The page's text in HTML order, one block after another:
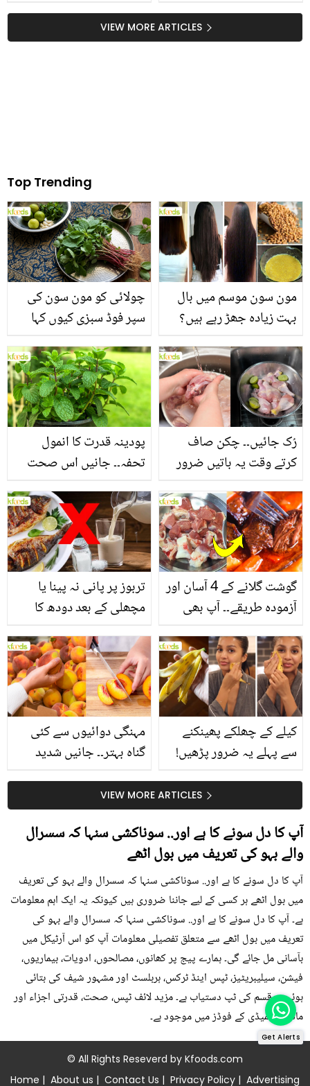
جگہ اپنا چہرہ لگا دیا! حرا
مانی عجیب و غریب حرکت
فوائد جو آپ کی بھی کئی
بیماریوں کے لیے مفید ثابت
VIEW MORE ARTICLES
Top Trending
چولائی کو مون سون کی
سپر فوڈ سبزی کیوں کہا
منرلز اور اینٹی آکسیڈنٹس
سے بھرپور اس سبزی کے
فائدے
مون سون موسم میں بال
بہت زیادہ جھڑ رہے ہیں؟
بنانے کے چند قدرتی طریقے
پودینہ قدرت کا انمول
تحفہ۔۔ جانیں اس صحت
انگیز طبی فوائد
رُک جائیں۔۔ چکن صاف
کرتے وقت یہ باتیں ضرور
تربوز پر پانی نہ پینا یا
مچھلی کے بعد دودھ کا
سے متعلق غلط فہمیوں کی
حقیقت کیا ہے اور افواہ
کیا؟
گوشت گلانے کے 4 آسان اور
آزمودہ طریقے۔۔ آپ بھی
بتائے راز
مہنگی دوائیوں سے کئی
گناہ بہتر۔۔ جانیں شدید
کیوں کھانا چاہیے؟
کیلے کے چھلکے پھینکنے
سے پہلے یہ ضرور پڑھیں!
سستا اور قدرتی حلVIEW MORE ARTICLES
آپ کا دل سونے کا ہے اور.. سوناکشی سنہا کہ سسرال
والے بہو کی تعریف میں بول اٹھے
آپ کا دل سونے کا ہے اور.. سوناکشی سنہا کہ سسرال والے بہو کی تعریف
میں بول اٹھے ہر کسی کے لیے جاننا ضروری ہیں کیونکہ یہ ایک اہم معلومات
ہے۔ آپ کا دل سونے کا ہے اور.. سوناکشی سنہا کہ سسرال والے بہو کی
تعریف میں بول اٹھے سے متعلق تفصیلی معلومات آپ کو اس آرٹیکل میں
بآسانی مل جائے گی۔ ہمارے پیج پر کھانوں، مصالحوں، ادویات، بیماریوں،
فیشن، سیلیبریٹیز، ٹپس اینڈ ٹرکس، ہربلسٹ اور مشہور شیف کی بتائی
ہوئی ہر قسم کی ٹپ دستیاب ہے۔ مزید لائف ٹپس، صحت، قدرتی اجزاء اور
ماڈرن ریمیڈی کے فوڈز میں موجود ہے۔
© All Rights Reseverd by Kfoods.com
Home | About us | Contact Us | Privacy Policy | Advertising
Get Alerts